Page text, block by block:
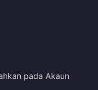
pada Akaun